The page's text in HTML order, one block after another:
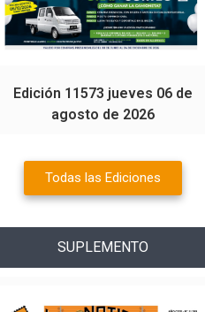
Edición 11573 jueves 06 de
agosto de 2026
Todas las Ediciones
SUPLEMENTO